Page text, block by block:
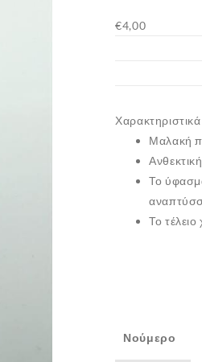
€4,00
Χαρακτηριστικά
Μαλακή
Το
Το
Νούμερο